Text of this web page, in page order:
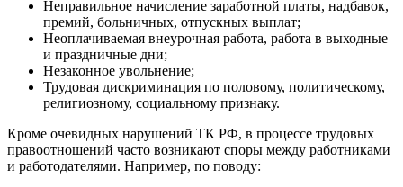
Неправильное начисление заработной платы, надбавок,
премий, больничных, отпускных выплат;
Неоплачиваемая внеурочная работа, работа в выходные
и праздничные дни;
Незаконное увольнение;
Трудовая дискриминация по половому, политическому,
религиозному, социальному признаку.
Кроме очевидных нарушений ТК РФ, в процессе трудовых
правоотношений часто возникают споры между работниками
и работодателями. Например, по поводу: